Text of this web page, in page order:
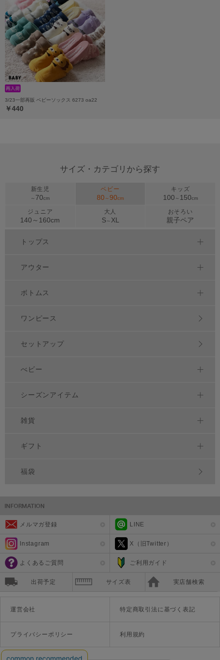
3/23一部再販 ベビーソックス 6273 oa22
￥440
サイズ・カテゴリから探す
新生児
～ 70cm
ベビー
80 ～90cm
キッズ
100 ～ 150cm
ジュニア
140～ 160cm
大人
S～ XL
おそろい
親子ペア
トップス
アウター
ボトムス
ワンピース
セットアップ
べビー
シーズンアイテム
雑貨
ギフト
福袋
メルマガ登録 LINE
Instagram X（旧Twitter）
よくあるご質問 ご利用ガイド
出荷予定 サイズ表 実店舗検索
運営会社 特定商取引法に基づく表記
プライバシーポリシー 利用規約